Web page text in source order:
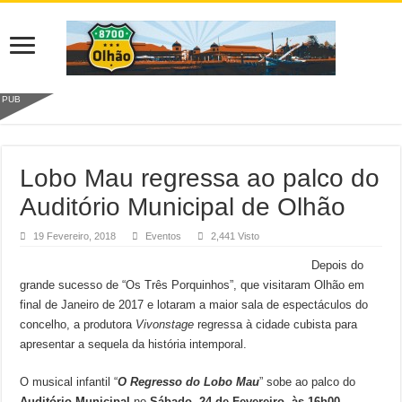
PUB
Lobo Mau regressa ao palco do
Auditório Municipal de Olhão
19 Fevereiro, 2018 Eventos 2,441 Visto
Depois do
grande sucesso de “Os Três Porquinhos”, que visitaram Olhão em
final de Janeiro de 2017 e lotaram a maior sala de espectáculos do
concelho, a produtora Vivonstage regressa à cidade cubista para
apresentar a sequela da história intemporal.
O musical infantil “O Regresso do Lobo Mau” sobe ao palco do